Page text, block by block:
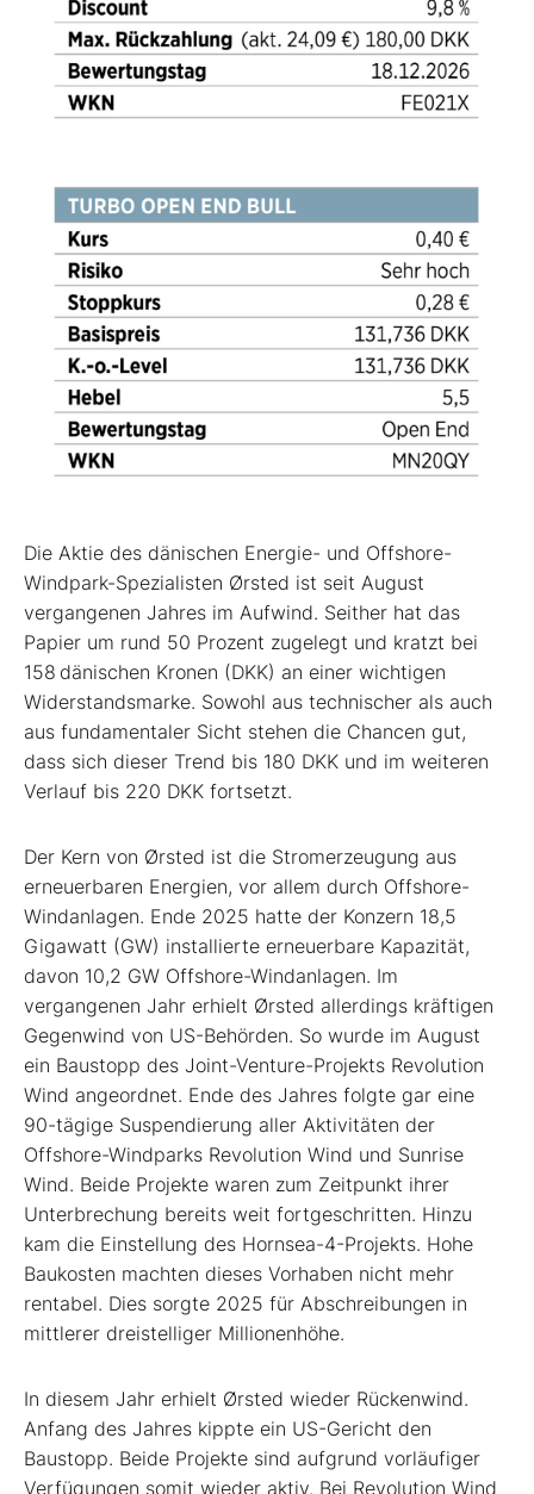
Die Aktie des dänischen Energie- und Offshore-
Windpark-Spezialisten Ørsted ist seit August
vergangenen Jahres im Aufwind. Seither hat das
Papier um rund 50 Prozent zugelegt und kratzt bei
158 dänischen Kronen (DKK) an einer wichtigen
Widerstandsmarke. Sowohl aus technischer als auch
aus fundamentaler Sicht stehen die Chancen gut,
dass sich dieser Trend bis 180 DKK und im weiteren
Verlauf bis 220 DKK fortsetzt.
Der Kern von Ørsted ist die Strom­erzeugung aus
erneuerbaren Energien, vor allem durch Offshore-
Windanlagen. Ende 2025 hatte der Konzern 18,5
Giga­watt (GW) installierte erneuerbare Kapa­zität,
davon 10,2 GW ­Offshore-Windanlagen. Im
vergangenen Jahr erhielt Ørsted allerdings kräftigen
Gegenwind von US-Behörden. So wurde im August
ein Baustopp des Joint-Venture-Projekts Revolution
Wind angeordnet. Ende des Jahres folgte gar eine
90-tägige Suspendierung aller Aktivitäten der
Offshore-Windparks Revo­lution Wind und Sunrise
Wind. Beide Projekte waren zum Zeitpunkt ihrer
Unterbrechung bereits weit fortgeschritten. Hinzu
kam die Einstellung des Hornsea-4-Projekts. Hohe
Baukosten machten dieses Vorhaben nicht mehr
rentabel. Dies sorgte 2025 für Abschreibungen in
mittlerer dreistelliger Millionenhöhe.
In diesem Jahr erhielt Ørsted wieder Rückenwind.
Anfang des Jahres kippte ein US-Gericht den
Baustopp. Beide Projekte sind aufgrund vorläufiger
Verfügungen somit wieder aktiv. Bei Revolution Wind